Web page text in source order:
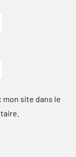
site dans le